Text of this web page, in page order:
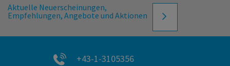
Aktuelle Neuerscheinungen,
Empfehlungen, Angebote und Aktionen
+43-1-3105356